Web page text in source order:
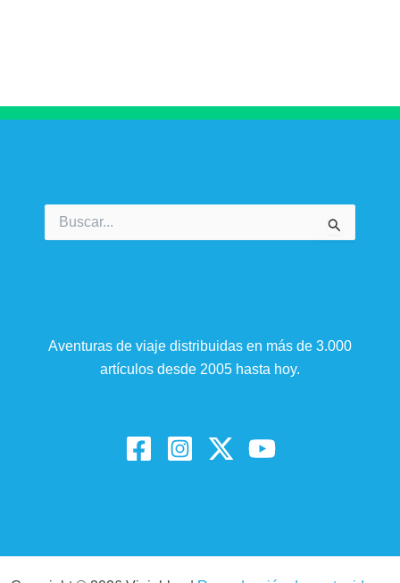
por:
Aventuras de viaje distribuidas en más de 3.000
artículos desde 2005 hasta hoy.